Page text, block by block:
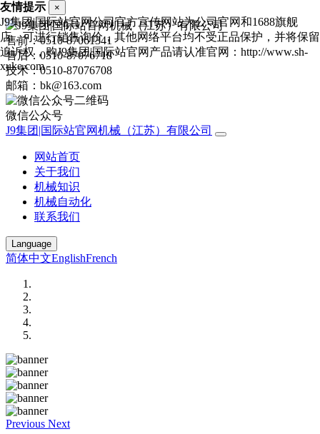
售前：0510-87061341
售后：0510-87076718
技术：0510-87076708
邮箱：bk@163.com
微信公众号
J9集团|国际站官网机械（江苏）有限公司
网站首页
关于我们
机械知识
机械自动化
联系我们
Language
简体中文EnglishFrench
Previous Next
友情提示 ×
J9集团|国际站官网公司官方宣传网站为公司官网和1688旗舰
店，可进行销售询价，其他网络平台均不受正品保护，并将保留
追诉权，购J9集团|国际站官网产品请认准官网：http://www.sh-
xuke.com